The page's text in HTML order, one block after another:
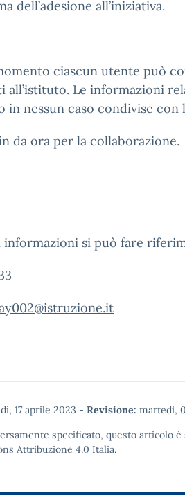
dell’adesione all’iniziativa.
ciascun utente può
all’istituto. Le informazioni
in nessun caso condivise con
da ora per la collaborazione.
informazioni si può fare
17 aprile 2023 - Revisione: martedì,
specificato, questo articolo
Attribuzione 4.0 Italia.